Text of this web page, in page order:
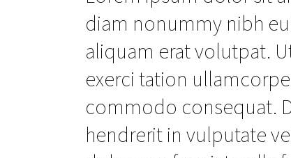
diam nonummy nibh
aliquam erat volutpat.
exerci tation
commodo consequat.
hendrerit in vulputate